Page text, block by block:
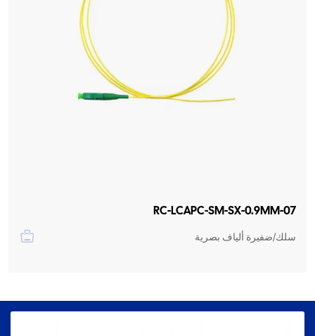
RC-LCAPC-SM-SX-0.9MM-07
سلك/ضفيرة ألياف بصرية